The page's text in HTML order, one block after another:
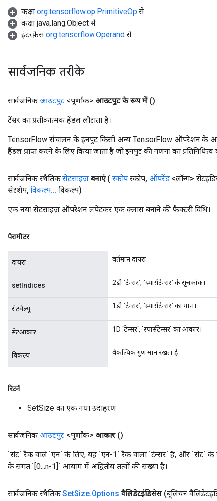
कक्षा org.tensorflow.op.PrimitiveOp से
कक्षा java.lang.Object से
इंटरफ़ेस org.tensorflow.Operand से
सार्वजनिक तरीके
सार्वजनिक आउटपुट <पूर्णांक> आउटपुट के रूप में ()
टेंसर का प्रतीकात्मक हैंडल लौटाता है।
TensorFlow संचालन के इनपुट किसी अन्य TensorFlow ऑपरेशन के
हैंडल प्राप्त करने के लिए किया जाता है जो इनपुट की गणना का प्रतिनिधित्व
सार्वजनिक स्थैतिक सेटसाइज़ बनाएं ( स्कोप स्कोप, ऑपरेंड <लॉन्ग>
सेटशेप, विकल्प... विकल्प)
एक नया सेटसाइज़ ऑपरेशन लपेटकर एक क्लास बनाने की फ़ैक्टरी विधि।
पैरामीटर
दायरा वर्तमान दायरा
setIndices 2डी `टेन्सर`, `स्पार्सटेन्सर` के सूचकांक।
सेटवैल्यू 1डी `टेन्सर`, `स्पार्सटेन्सर` का मान।
सेटआकार 1D `टेन्सर`, `स्पार्सटेन्सर` का आकार।
विकल्प वैकल्पिक गुण मान रखता है
रिटर्न
SetSize का एक नया उदाहरण
सार्वजनिक आउटपुट <पूर्णांक> आकार ()
`सेट` रैंक वाले `एन` के लिए, यह `एन-1` रैंक वाला `टेन्सर` है, और `सेट` के
के संगत `[0...n-1]` आयाम में अद्वितीय तत्वों की संख्या है।
सार्वजनिक स्थैतिक SetSize.Options वैलिडेटइंडिसेस (बूलियन